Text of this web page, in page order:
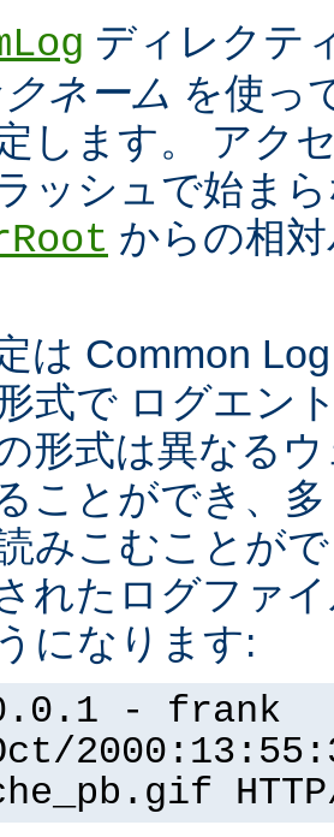
ディレクテ
ネーム を使っ
します。 アク
ッシュで始ま
からの相
は Common
式で ログエン
形式は異なる
ことができ、
みこむことが
れたログファ
になります:
- frank